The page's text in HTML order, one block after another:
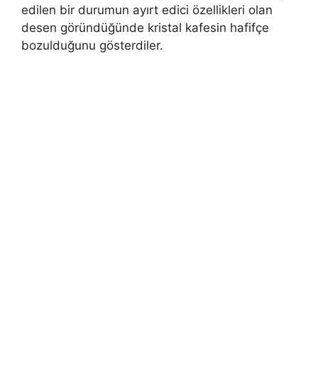
edilen bir durumun ayırt edici özellikleri olan
desen göründüğünde kristal kafesin hafifçe
bozulduğunu gösterdiler.